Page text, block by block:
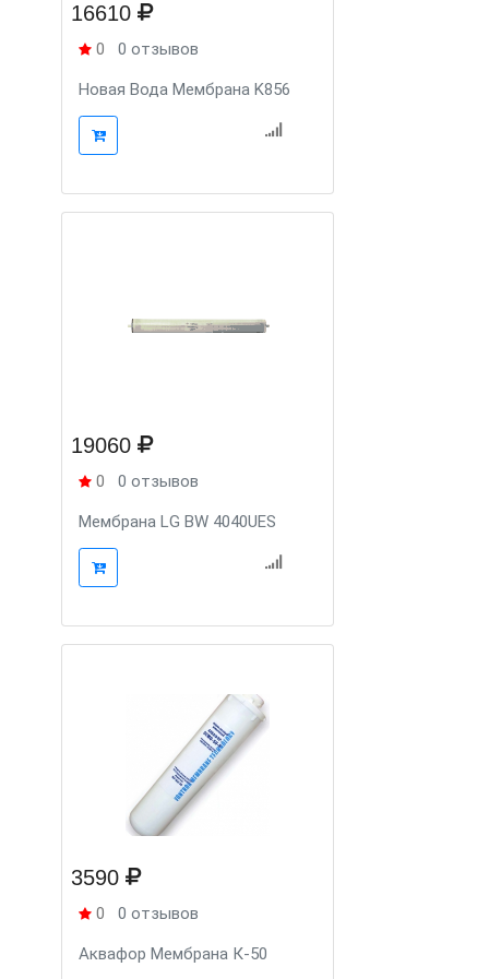
16610
0 0 отзывов
Новая Вода Мембрана K856
19060
0 0 отзывов
Мембрана LG BW 4040UES
3590
0 0 отзывов
Аквафор Мембрана К-50